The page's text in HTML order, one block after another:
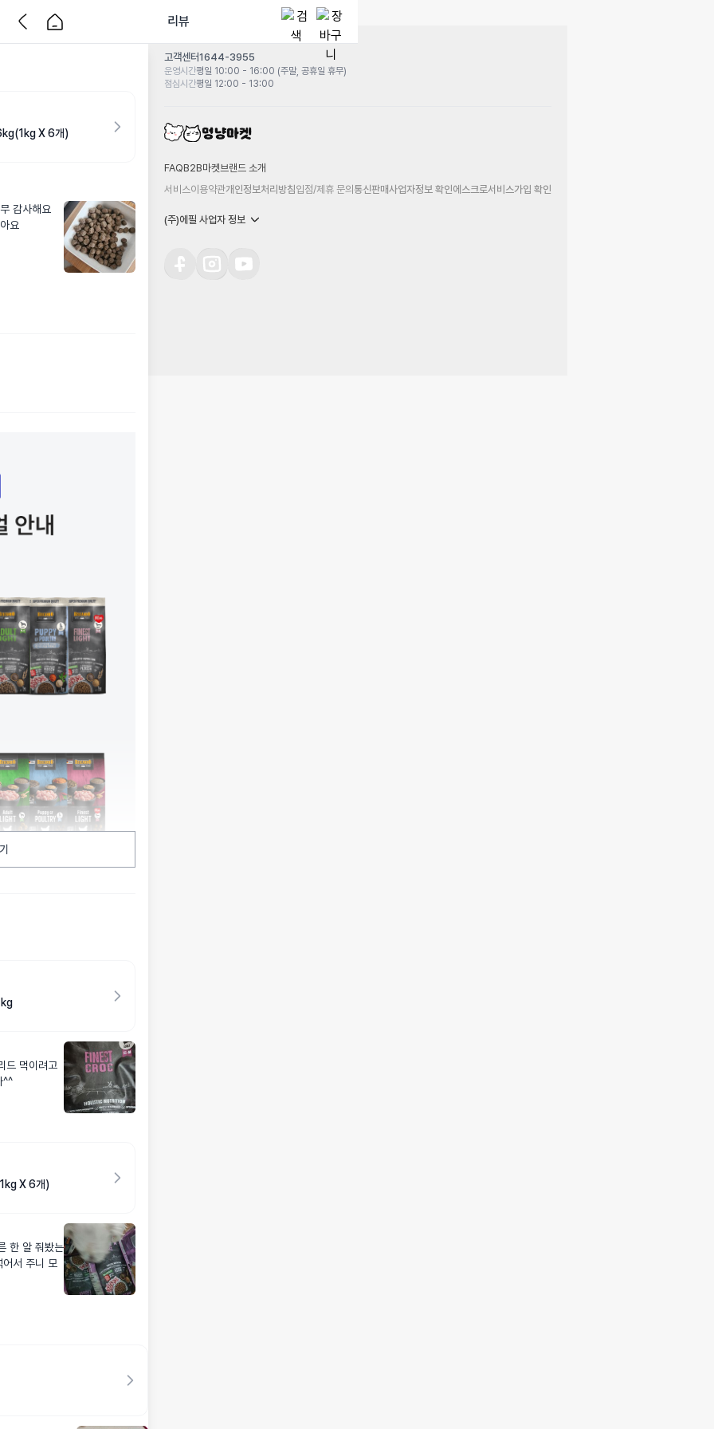
리뷰
X 6개)
감사해요
요
드 먹이려고
^^
X 6개)
한 알 줘봤는
서 주니 모
고객센터1644-3955
운영시간평일 10:00 - 16:00 (주말, 공휴일 휴무)
점심시간평일 12:00 - 13:00
FAQB2B마켓 브랜드 소개
서비스이용약관개인정보처리방침입점/제휴 문의통신판매사업자정보 확인에스크로서비스가입 확인
(주)에필 사업자 정보